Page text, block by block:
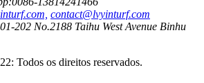
contact@lvyinturf.com
202 No.2188 Taihu West Avenue Binhu
Todos os direitos reservados.